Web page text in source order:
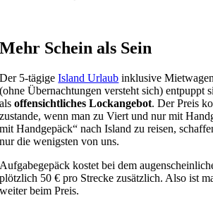
Mehr Schein als Sein
Der 5-tägigeIsland Urlaub inklusive
(ohne Übernachtungen versteht sich) entpuppt
alsoffensichtliches Lockangebot. Der Preis
zustande, wenn man zu Viert und nur mit
mit Handgepäck“ nach Island zu reisen,
nur die wenigsten von uns.
Aufgabegepäck kostet bei dem
plötzlich 50 € pro Strecke zusätzlich. Also ist
weiter beim Preis.